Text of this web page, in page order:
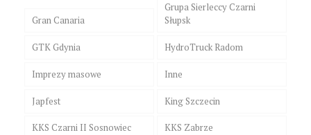
Gran Canaria
Grupa Sierleccy Czarni
Słupsk
GTK Gdynia HydroTruck Radom
Imprezy masowe Inne
Japfest King Szczecin
KKS Czarni II Sosnowiec KKS Zabrze